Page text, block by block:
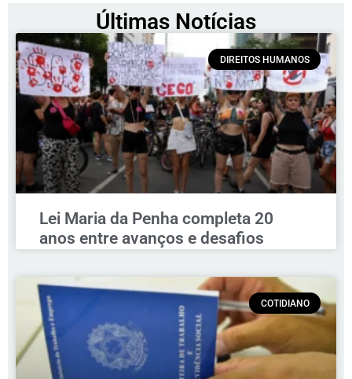
Últimas Notícias
DIREITOS HUMANOS
Lei Maria da Penha completa 20
anos entre avanços e desafios
COTIDIANO